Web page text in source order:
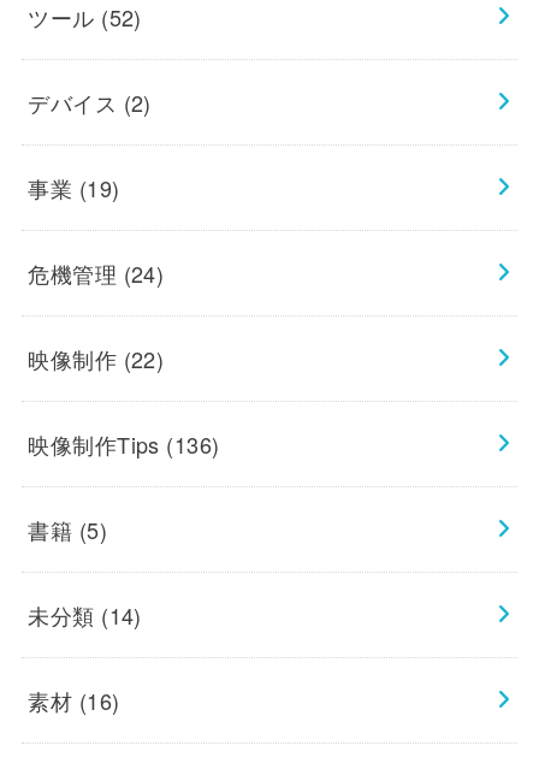
ツール (52)
デバイス (2)
事業 (19)
危機管理 (24)
映像制作 (22)
映像制作Tips (136)
書籍 (5)
未分類 (14)
素材 (16)